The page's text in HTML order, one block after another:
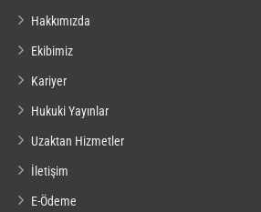
Hakkımızda
Ekibimiz
Kariyer
Hukuki Yayınlar
Uzaktan Hizmetler
İletişim
E-Ödeme